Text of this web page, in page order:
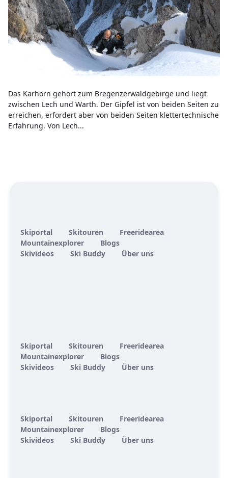
Das Karhorn gehört zum Bregenzerwaldgebirge und liegt
zwischen Lech und Warth. Der Gipfel ist von beiden Seiten zu
erreichen, erfordert aber von beiden Seiten klettertechnische
Erfahrung. Von Lech...
Skiportal Skitouren
Freeridearea
Mountainexplorer
Blogs
Skivideos
Ski Buddy Über uns
Skiportal Skitouren
Freeridearea
Mountainexplorer
Blogs
Skivideos
Ski Buddy Über uns
Skiportal Skitouren
Freeridearea
Mountainexplorer
Blogs
Skivideos
Ski Buddy Über uns